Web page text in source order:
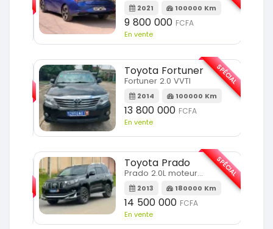
2021 100000 Km
9 800 000 FCFA
En vente
Toyota Fortuner
Fortuner 2.0 VVTI
2014 100000 Km
13 800 000 FCFA
En vente
SPÉCIAL
Toyota Prado
Prado 2.0L moteur d4d
2013 180000 Km
14 500 000 FCFA
En vente
SPÉCIAL